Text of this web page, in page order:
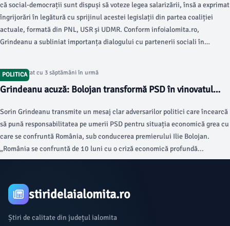
că social-democrații sunt dispuși să voteze legea salarizării, însă a exprimat
îngrijorări în legătură cu sprijinul acestei legislații din partea coaliției
actuale, formată din PNL, USR și UDMR. Conform infoialomita.ro,
Grindeanu a subliniat importanța dialogului cu partenerii sociali în
POLITICA
Articol postat cu 3 săptămâni în urmă
Grindeanu acuză: Bolojan transformă PSD în vinovatul
Sorin Grindeanu transmite un mesaj clar adversarilor politici care încearcă
să pună responsabilitatea pe umerii PSD pentru situația economică grea cu
care se confruntă România, sub conducerea premierului Ilie Bolojan.
„România se confruntă de 10 luni cu o criză economică profundă...
stiridelaialomita.ro
Știri de calitate din județul ialomita